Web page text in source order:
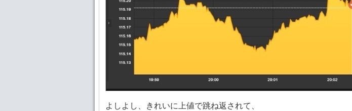
よしよし、きれいに上値で跳ね返されて、